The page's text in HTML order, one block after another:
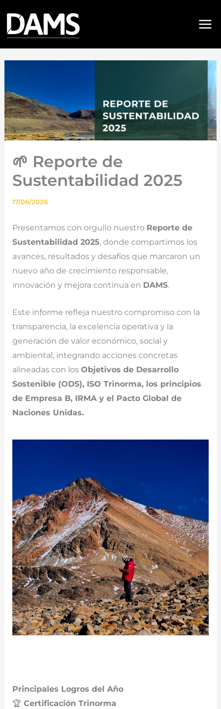
contenido
🌱 Reporte de
Sustentabilidad 2025
17/06/2026
Presentamos con orgullo nuestro Reporte de
Sustentabilidad 2025, donde compartimos los
avances, resultados y desafíos que marcaron un
nuevo año de crecimiento responsable,
innovación y mejora continua en DAMS.
Este informe refleja nuestro compromiso con la
transparencia, la excelencia operativa y la
generación de valor económico, social y
ambiental, integrando acciones concretas
alineadas con los Objetivos de Desarrollo
Sostenible (ODS), ISO Trinorma, los principios
de Empresa B, IRMA y el Pacto Global de
Naciones Unidas.
Principales Logros del Año
🏆 Certificación Trinorma